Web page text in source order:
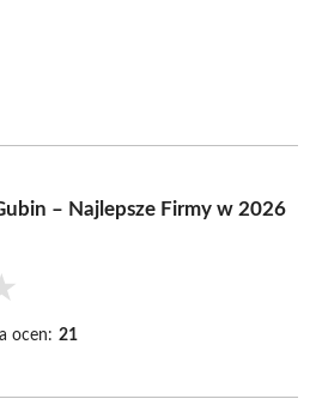
– Najlepsze Firmy w 2026
ocen: 21